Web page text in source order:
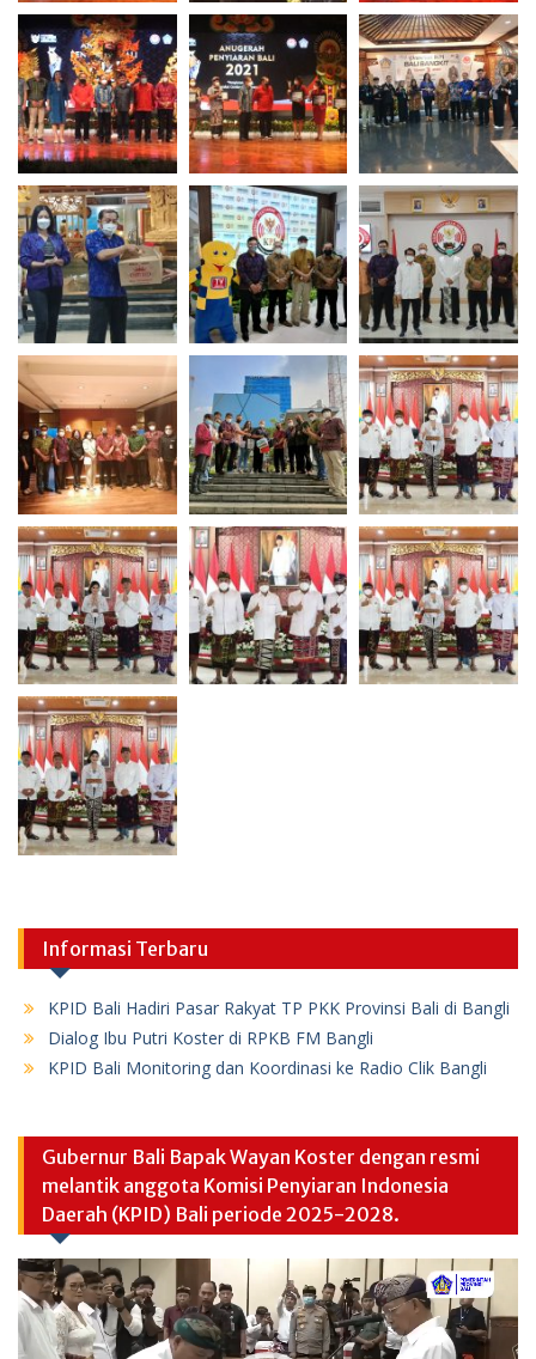
Informasi Terbaru
KPID Bali Hadiri Pasar Rakyat TP PKK Provinsi Bali di Bangli
Dialog Ibu Putri Koster di RPKB FM Bangli
KPID Bali Monitoring dan Koordinasi ke Radio Clik Bangli
Gubernur Bali Bapak Wayan Koster dengan resmi
melantik anggota Komisi Penyiaran Indonesia
Daerah (KPID) Bali periode 2025-2028.
Video
Player